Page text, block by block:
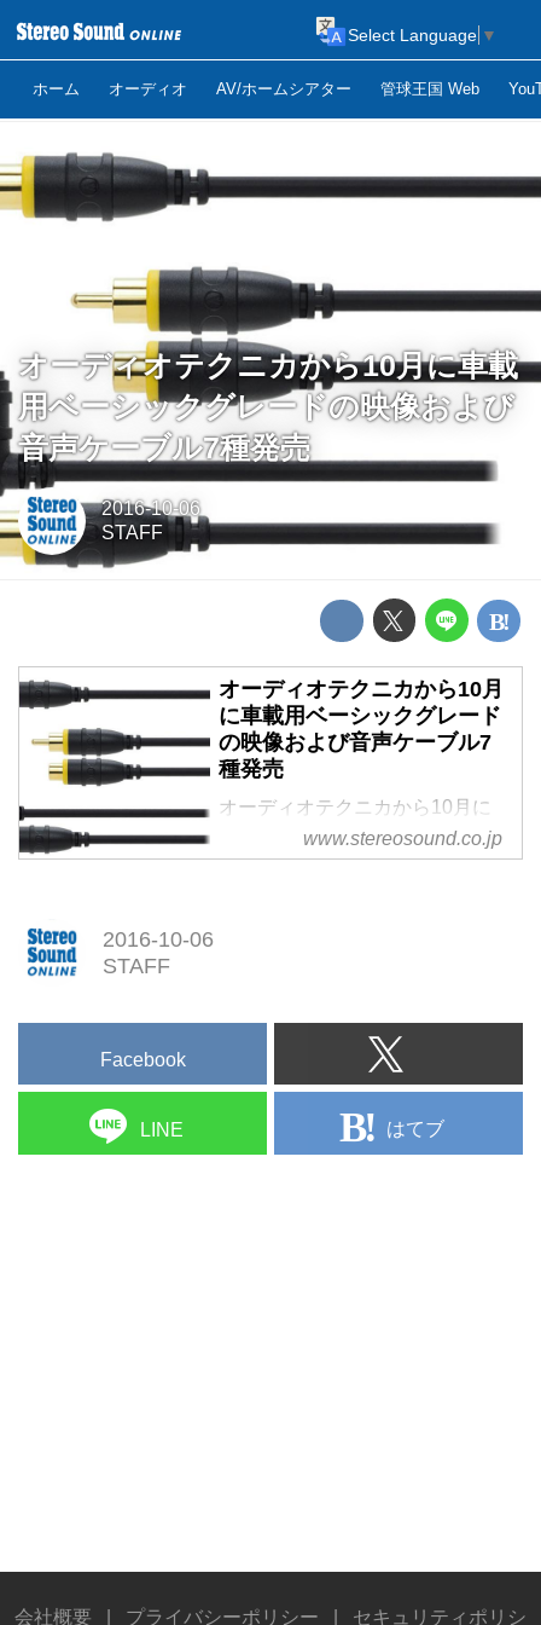
ホーム オーディオ AV/ホームシアター 管球王国 Web
Select Language ▼
オーディオテクニカから10月に車載
用ベーシックグレードの映像および
音声ケーブル7種発売
2016-10-06
STAFF
オーディオテクニカから10月
に車載用ベーシックグレード
の映像および音声ケーブル7
種発売
オーディオテクニカから10月に
車載用ベーシックグレードの映像
および音声ケーブル7種発売
www.stereosound.co.jp
2016-10-06
STAFF
Facebook
LINE はてブ
会社概要 プライバシーポリシー セキュリティポリシ